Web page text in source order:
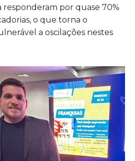
responderam por quase 70%
o que torna o
a oscilações nestes